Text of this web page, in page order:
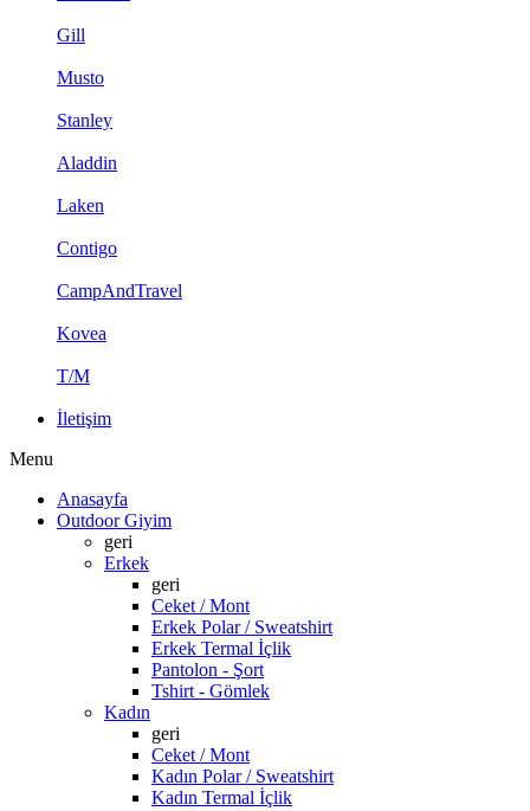
Gill
Musto
Stanley
Aladdin
Laken
Contigo
CampAndTravel
Kovea
T/M
İletişim
Menu
Anasayfa
Outdoor Giyim
geri
Erkek
geri
Ceket / Mont
Erkek Polar / Sweatshirt
Erkek Termal İçlik
Pantolon - Şort
Tshirt - Gömlek
Kadın
geri
Ceket / Mont
Kadın Polar / Sweatshirt
Kadın Termal İçlik